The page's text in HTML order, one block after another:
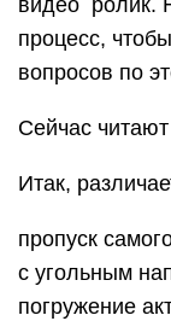
видео ролик.
процесс,
вопросов по
Сейчас читают
Итак,
пропуск
с угольным
погружение